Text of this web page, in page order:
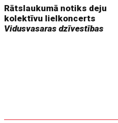
Rātslaukumā notiks deju
kolektīvu lielkoncerts
Vidusvasaras dzīvestības